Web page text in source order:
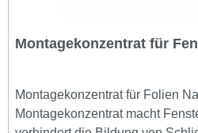
Montagekonzentrat für
Montagekonzentrat für Folien
Montagekonzentrat macht